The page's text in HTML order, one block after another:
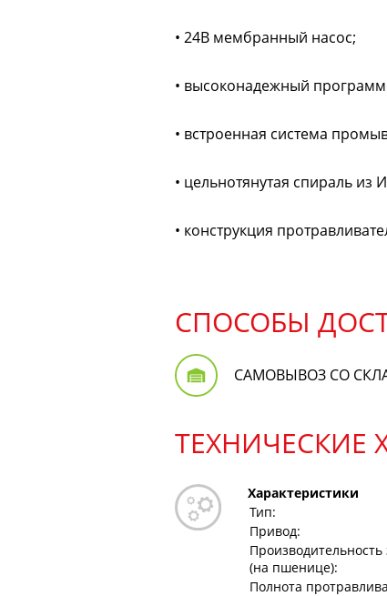
• 24В мембранный насос;
• высоконадежный
• встроенная система
• цельнотянутая спираль
• конструкция
СПОСОБЫ
САМОВЫВОЗ СО
ТЕХНИЧЕСКИЕ
Характеристики
Тип:
Привод:
(на пшенице):
Полнота